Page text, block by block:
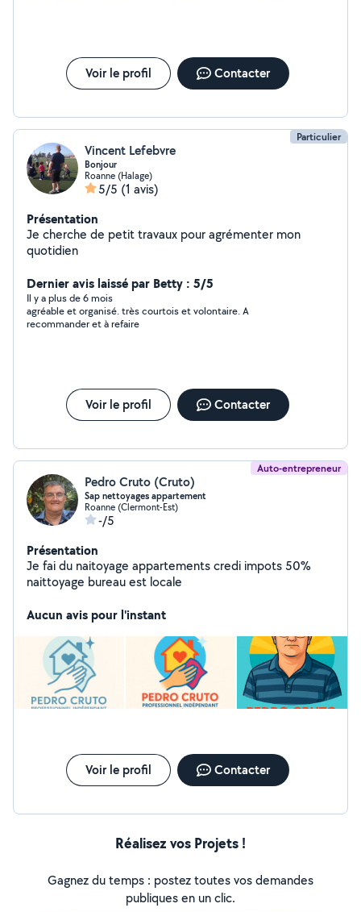
Voir le profil Contacter
Particulier
Vincent Lefebvre
Bonjour
Roanne (Halage)
5/5 (1 avis)
Présentation
Je cherche de petit travaux pour agrémenter mon
quotidien
Dernier avis laissé par Betty : 5/5
Il y a plus de 6 mois
agréable et organisé. très courtois et volontaire. A
recommander et à refaire
Voir le profil Contacter
Auto-entrepreneur
Pedro Cruto (Cruto)
Sap nettoyages appartement
Roanne (Clermont-Est)
-/5
Présentation
Je fai du naitoyage appartements credi impots 50%
naittoyage bureau est locale
Aucun avis pour l'instant
Voir le profil Contacter
Réalisez vos Projets !
Gagnez du temps : postez toutes vos demandes
publiques en un clic.